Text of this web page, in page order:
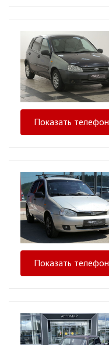
Показать телефон
Показать телефон